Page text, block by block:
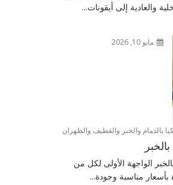
والعادية إلى أيقونات...
مايو 10, 2026
بالدمام والخبر والقطيف والظهران
الواجهة الأولى لكل من
مناسبة وجودة...